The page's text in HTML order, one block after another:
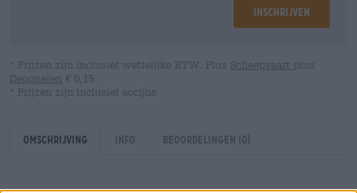
Inschrijven
* Prijzen zijn inclusief wettelijke BTW. Plus Scheepvaart plus
Deponeren € 0,15
* Prijzen zijn inclusief accijns
Omschrijving Info Beoordelingen (0)